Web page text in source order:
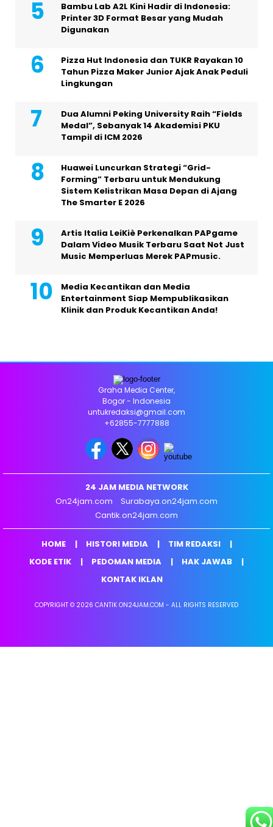
Bambu Lab A2L Kini Hadir di Indonesia:
Printer 3D Format Besar yang Mudah
Digunakan
Pizza Hut Indonesia dan TUKR Rayakan 10
Tahun Pizza Maker Junior Ajak Anak Peduli
Lingkungan
Dua Alumni Peking University Raih “Fields
Medal”, Sebanyak 14 Akademisi PKU
Tampil di ICM 2026
Huawei Luncurkan Strategi “Grid-
Forming” Terbaru untuk Mendukung
Sistem Kelistrikan Masa Depan di Ajang
The Smarter E 2026
Artis Italia LeiKiè Perkenalkan PAPgame
Dalam Video Musik Terbaru Saat Not Just
Music Memperluas Merek PAPmusic.
Media Kecantikan dan Media
Entertainment Siap Mempublikasikan
Klinik dan Produk Kecantikan Anda!
Graha Media Center,
Bogor - Indonesia
untukredaksi@gmail.com
+62855-7777888
24 JAM MEDIA NETWORK
On24jam.com
Surabaya.on24jam.com
Cantik.on24jam.com
HOME HISTORI MEDIA
TIM REDAKSI
KODE ETIK
PEDOMAN MEDIA
HAK JAWAB
KONTAK IKLAN
COPYRIGHT © 2026 CANTIK ON24JAM.COM - ALL RIGHTS RESERVED